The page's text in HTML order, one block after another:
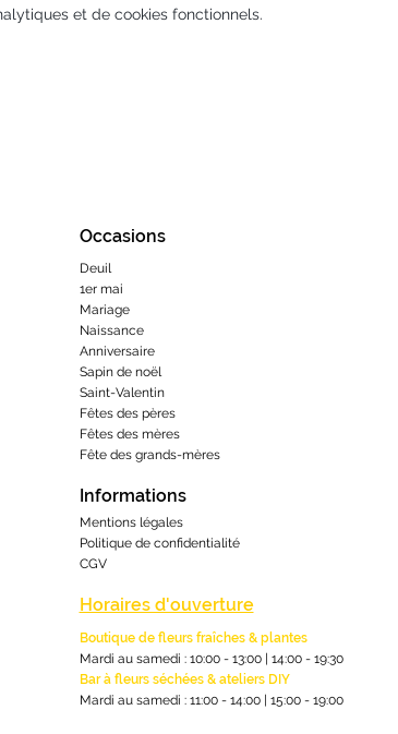
et de cookies fonctionnels.
Occasions
Deuil
1er mai
Mariage
Naissance
Anniversaire
Sapin de noël
Saint-Valentin
Fêtes des pères
Fêtes des mères
​Fête des grands-mères
Informations
Mentions légales
Politique de confidentialité
CGV
Horaires d'ouverture
Boutique de fleurs fraîches & plantes
Mardi au samedi : 10:00 - 13:00
14:00- 19:30
Bar à fleurs séchées & ateliers DIY
Mardi au samedi : 11:00 - 14:00
15:00 - 19:00